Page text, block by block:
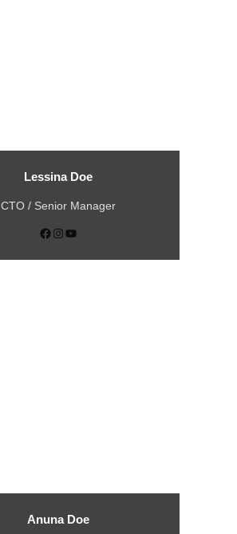
Lessina Doe
CTO / Senior Manager
Facebook Instagram YouTube
Anuna Doe